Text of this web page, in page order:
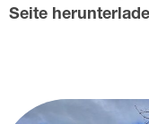
r
Seite